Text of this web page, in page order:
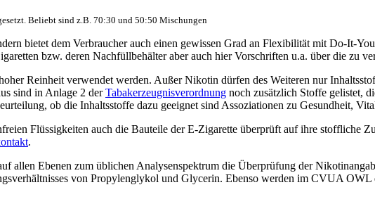
Beliebt sind z.B. 70:30 und 50:50 Mischungen
bietet dem Verbraucher auch einen gewissen Grad an Flexibilität mit Do-It-
bzw. deren Nachfüllbehälter aber auch hier Vorschriften u.a. über die zu
Reinheit verwendet werden. Außer Nikotin dürfen des Weiteren nur
sind in Anlage 2 derTabakerzeugnisverordnung noch zusätzlich Stoffe gelistet,
ob die Inhaltsstoffe dazu geeignet sind Assoziationen zu Gesundheit,
Flüssigkeiten auch die Bauteile der E-Zigarette überprüft auf ihre stoffliche
.
allen Ebenen zum üblichen Analysenspektrum die Überprüfung der
von Propylenglykol und Glycerin. Ebenso werden im CVUA